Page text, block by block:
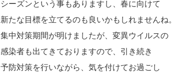
シーズンという事もありますし、春に向けて
新たな目標を立てるのも良いかもしれませんね。
集中対策期間が明けましたが、変異ウイルスの
感染者も出てきておりますので、引き続き
予防対策を行いながら、気を付けてお過ごし